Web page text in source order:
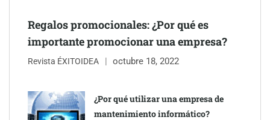
Regalos promocionales: ¿Por qué es
importante promocionar una empresa?
Revista ÉXITOIDEA octubre 18, 2022
¿Por qué utilizar una empresa de
mantenimiento informático?